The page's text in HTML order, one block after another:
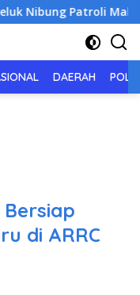
Nibung Patroli Malam
DAERAH
di ARRC